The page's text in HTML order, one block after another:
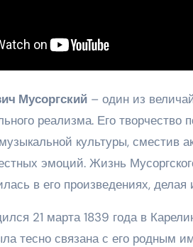
Мусоргский – один из
реализма. Его
культуры, сместив
эмоций. Жизнь
в его произведениях,
21 марта 1839 года в
тесно связана с его родным